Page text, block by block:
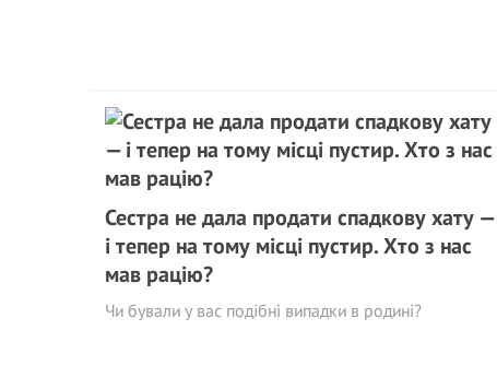
Сестра не дала продати спадкову хату —
і тепер на тому місці пустир. Хто з нас
мав рацію?
Чи бували у вас подібні випадки в родині?